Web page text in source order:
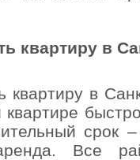
квартиру в
в
срок
Все